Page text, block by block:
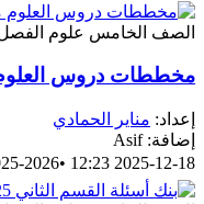
الصف الخامس علوم
مخططات دروس العلوم من
إعداد: مناير الحمادي
إضافة: Asif
2025-12-18 12:23
•
2026